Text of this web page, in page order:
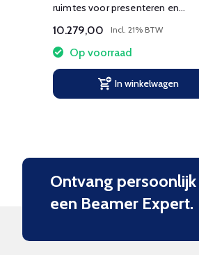
ruimtes voor presenteren en
10.279,00 Incl. 21% BTW
Op voorraad
In winkelwagen
Ontvang
een Beamer Expert.